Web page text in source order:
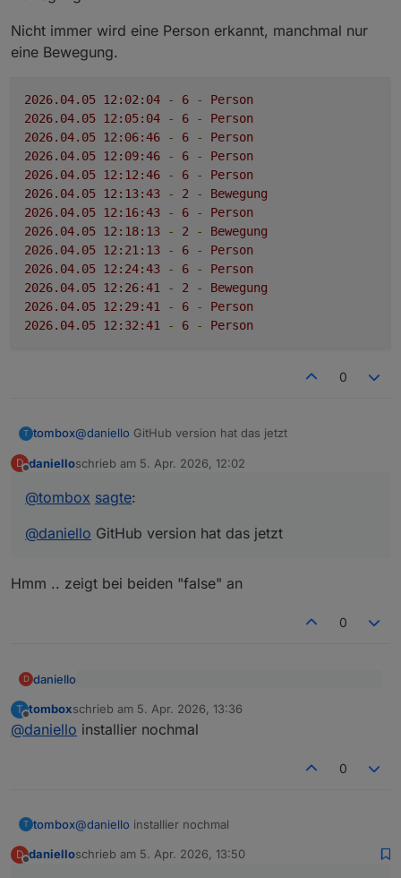
Nicht immer wird eine Person erkannt, manchmal nur
eine Bewegung.
2026.04.05 12:02:04 - 6 -
Person
2026.04.05 12:05:04 - 6 -
Person
2026.04.05 12:06:46 - 6 -
Person
2026.04.05 12:09:46 - 6 -
Person
2026.04.05 12:12:46 - 6 -
Person
2026.04.05 12:13:43 - 2 -
Bewegung
2026.04.05 12:16:43 - 6 -
Person
2026.04.05 12:18:13 - 2 -
Bewegung
2026.04.05 12:21:13 - 6 -
Person
2026.04.05 12:24:43 - 6 -
Person
2026.04.05 12:26:41 - 2 -
Bewegung
2026.04.05 12:29:41 - 6 -
Person
2026.04.05 12:32:41 - 6 - Person
0
T tombox@daniello GitHub version hat das jetzt
D danielloschrieb am 5. Apr. 2026, 12:02
zuletzt editiert von
@tombox sagte:
@daniello GitHub version hat das jetzt
Hmm .. zeigt bei beiden "false" an
0
D daniello
@danielloGitHub version hat das jetzt
Hmm .. zeigt bei beiden "false" an
T
Offline
tomboxschrieb am 5. Apr. 2026, 13:36
zuletzt editiert von
@daniello installier nochmal
0
T tombox@daniello installier nochmal
D danielloschrieb am 5. Apr. 2026, 13:50
zuletzt editiert von